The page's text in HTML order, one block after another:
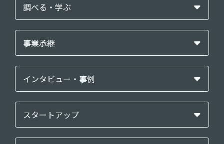
調べる・学ぶ
事業承継
インタビュー・事例
スタートアップ